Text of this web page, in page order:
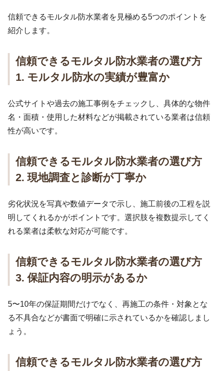
信頼できるモルタル防水業者を見極める5つのポイントを
紹介します。
信頼できるモルタル防水業者の選び方
1. モルタル防水の実績が豊富か
公式サイトや過去の施工事例をチェックし、具体的な物件
名・面積・使用した材料などが掲載されている業者は信頼
性が高いです。
信頼できるモルタル防水業者の選び方
2. 現地調査と診断が丁寧か
劣化状況を写真や数値データで示し、施工前後の工程を説
明してくれるかがポイントです。選択肢を複数提示してく
れる業者は柔軟な対応が可能です。
信頼できるモルタル防水業者の選び方
3. 保証内容の明示があるか
5〜10年の保証期間だけでなく、再施工の条件・対象とな
る不具合などが書面で明確に示されているかを確認しまし
ょう。
信頼できるモルタル防水業者の選び方